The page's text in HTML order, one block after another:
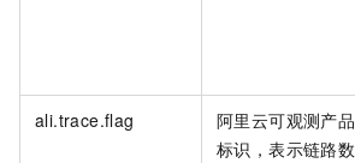
ali.trace.flag
阿里云可观测产品
标识，表示链路数